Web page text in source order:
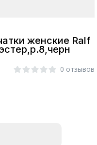
женские Ralf
0 отзывов